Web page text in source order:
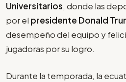
Universitarios, donde las
por el presidente Donald
desempeño del equipo y
jugadoras por su logro.
Durante la temporada, la